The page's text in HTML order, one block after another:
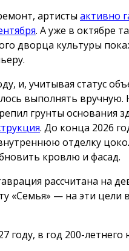
артисты активно
. А уже в октябре
дворца культуры
и, учитывая статус
выполнять вручную.
грунты основания
. До конца 2026
отделку
кровлю и фасад.
рассчитана на
«Семья» — на эти цели
году, в год 200-летнего